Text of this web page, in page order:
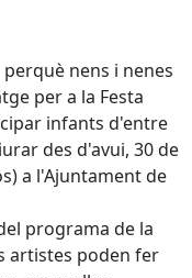
nens i nenes
per a la Festa
infants d'entre
des d'avui, 30 de
a l'Ajuntament de
programa de la
artistes poden fer